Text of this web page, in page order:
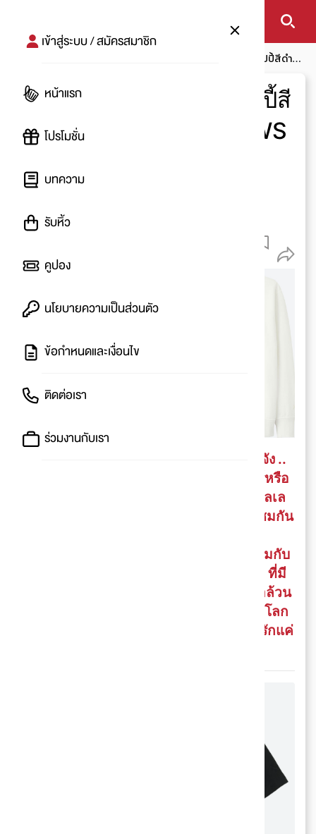
เข้าสู่ระบบ / สมัครสมาชิก
หน้าแรก
โปรโมชั่น
บทความ
รับหิ้ว
คูปอง
นโยบายความเป็นส่วนตัว
ข้อกำหนดและเงื่อนไข
ติดต่อเรา
ร่วมงานกับเรา
น่ารักเกินห้ามใจ เสื้อสนูปปี้สีดำสุด
น่ารักเกินห้ามใจ เสื้อสนูปปี้สี
ดำสุดคูลจากยูนิโคล่ KAWS
6 พ.ย. 2560
หน้าหนาวนี้อยากจะได้เสื้อน่ารักๆใส่บ้างจัง ..
เพื่อนคนไหนที่กำลังมองหาเสื้อสเวตเตอร์หรือ
เสื้อยืดเรียบง่ายแต่ดูดี ปันโปร party มีคอลเล
คชั่นใหม่จากยูนิโคล่มาให้เพื่อนๆได้เลือกชมกัน
คราวนี้ยังคงมาพร้อมกับ
ไอเท็มสุดฮิต สำหรับผู้ชาย ผู้หญิง และเด็ก ที่มี
ลายสนูปปี้ซึ่งถูกออกแบบโฉมใหม่ด้วยสีดำล้วน
สุดคูล โดยจะเริ่มวางจำหน่ายพร้อมกันทั่วโลก
ในเดือนพฤศจิกายนนี้เป็นต้นไป ลายจะน่ารักแค่